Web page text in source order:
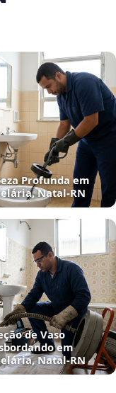
Profunda em
Natal‑RN
de Vaso
em
Natal‑RN